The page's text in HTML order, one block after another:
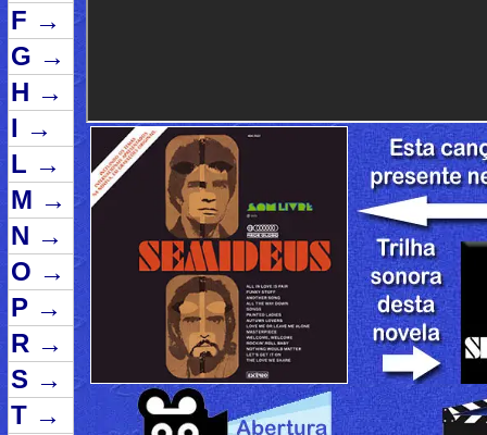
F →
G →
H →
I →
L →
M →
N →
O →
P →
R →
S →
T →